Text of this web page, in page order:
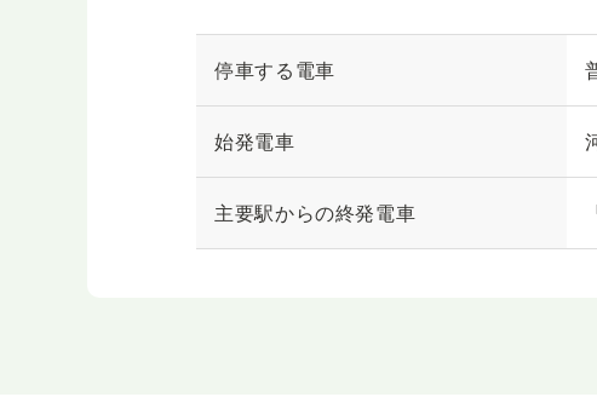
停車する電車
始発電車
主要駅からの終発電車